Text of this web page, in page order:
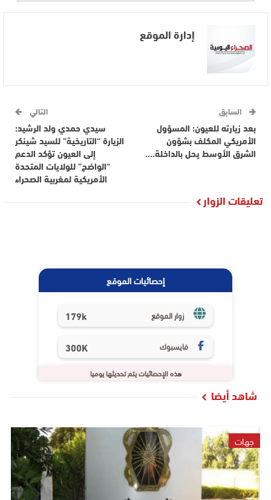
إدارة الموقع
السابق
بعد زيارته للعيون: المسؤول
الأمريكي المكلف بشؤون
الشرق الأوسط يحل بالداخلة….
التالي
سيدي حمدي ولد الرشيد:
الزيارة “التاريخية” للسيد شينكر
إلى العيون تؤكد الدعم
“الواضح” للولايات المتحدة
الأمريكية لمغربية الصحراء
تعليقات الزوار
إحصائيات الموقع
زوار الموقع 179k
فايسبوك 300K
هذه الإحصائيات يتم تحديثها يوميا
شاهد أيضا
جهات